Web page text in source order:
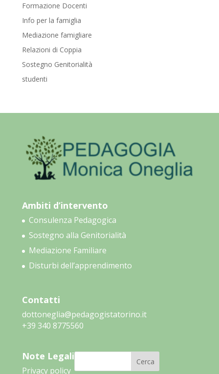
Formazione Docenti
Info per la famiglia
Mediazione famigliare
Relazioni di Coppia
Sostegno Genitorialità
studenti
Ambiti d’intervento
Consulenza Pedagogica
Sostegno alla Genitorialità
Mediazione Familiare
Disturbi dell’apprendimento
Contatti
dottoneglia@pedagogistatorino.it
‭+39 340 8775560‬
Note Legali
Privacy policy
Cerca